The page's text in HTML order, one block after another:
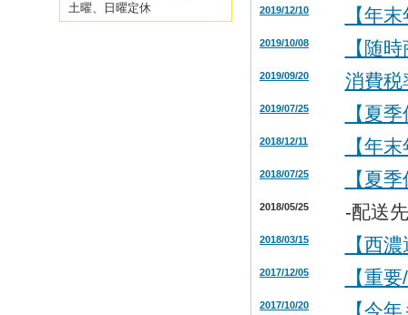
2019/12/10 【年
2019/10/08 【随
2019/09/20 消費
2019/07/25 【夏
2018/12/11 【年
2018/07/25 【夏
2018/05/25 -配送
2018/03/15 【西
2017/12/05 【重
2017/10/20 【今
土曜、日曜定休